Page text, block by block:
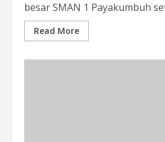
besar SMAN 1 Payakumbuh
Read More